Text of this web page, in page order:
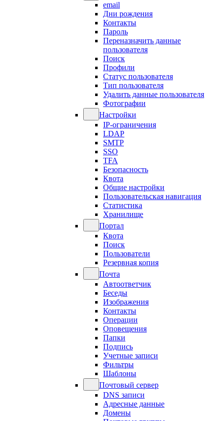
email
Дни рождения
Контакты
Пароль
Переназначить данные
пользователя
Поиск
Профили
Статус пользователя
Тип пользователя
Удалить данные пользователя
Фотографии
Настройки
IP-ограничения
LDAP
SMTP
SSO
TFA
Безопасность
Квота
Общие настройки
Пользовательская навигация
Статистика
Хранилище
Портал
Квота
Поиск
Пользователи
Резервная копия
Почта
Автоответчик
Беседы
Изображения
Контакты
Операции
Оповещения
Папки
Подпись
Учетные записи
Фильтры
Шаблоны
Почтовый сервер
DNS записи
Адресные данные
Домены